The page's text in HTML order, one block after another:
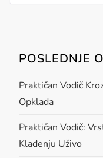
POSLEDNJE
Praktičan Vodič
Opklada
Praktičan Vodič:
Klađenju Uživo